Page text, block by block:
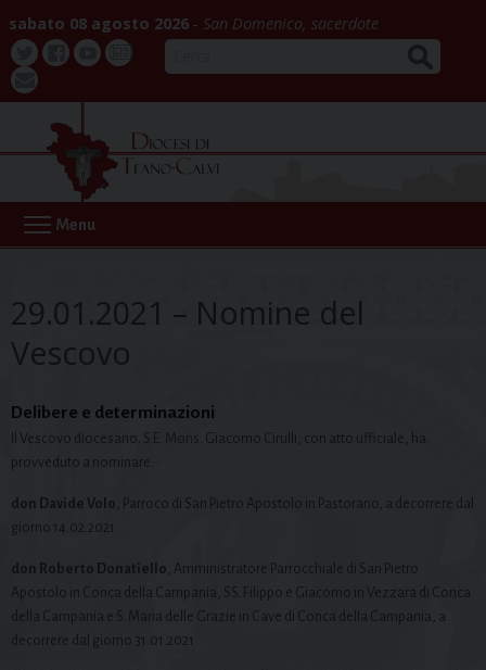
content
sabato 08 agosto 2026 San Domenico, sacerdote
Twitter
Buona
webmail
Menu
29.01.2021 – Nomine del
Vescovo
Delibere e determinazioni
Il Vescovo diocesano, S.E. Mons. Giacomo Cirulli, con atto ufficiale, ha
provveduto a nominare:
don Davide Volo , Parroco di San Pietro Apostolo in Pastorano, a decorrere dal
giorno 14.02.2021
don Roberto Donatiello , Amministratore Parrocchiale di San Pietro
Apostolo in Conca della Campania, SS. Filippo e Giacomo in Vezzara di Conca
della Campania e S. Maria delle Grazie in Cave di Conca della Campania, a
decorrere dal giorno 31.01.2021